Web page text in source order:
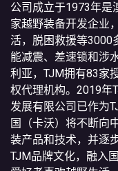
公司成立于1973年是
家越野装备开发企业
活，脱困救援等3000
能减震、差速锁和涉
利亚，TJM拥有83家
权代理机构。2019年
发展有限公司已作为
国（卡沃）将不断向
装产品和技术，并逐
TJM品牌文化，融入